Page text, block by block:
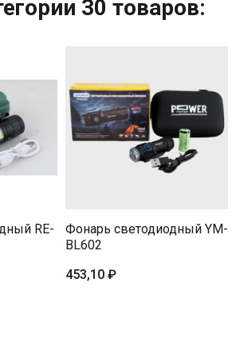
30 товаров:
RE-
Фонарь светодиодный YM-
BL602
453,10 ₽